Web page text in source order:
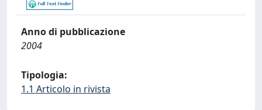
Anno di pubblicazione
2004
Tipologia:
1.1 Articolo in rivista